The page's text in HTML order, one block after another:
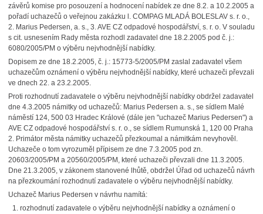
závěrů komise pro posouzení a hodnocení nabídek ze dne 8.2. a 10.2.2005 a
pořadí uchazečů o veřejnou zakázku l. COMPAG MLADÁ BOLESLAV s. r. o.,
2. Marius Pedersen, a. s., 3. AVE CZ odpadové hospodářství, s. r. o. V souladu
s cit. usnesením Rady města rozhodl zadavatel dne 18.2.2005 pod č. j.:
6080/2005/PM o výběru nejvhodnější nabídky.
Dopisem ze dne 18.2.2005, č. j.: 15773-5/2005/PM zaslal zadavatel všem
uchazečům oznámení o výběru nejvhodnější nabídky, které uchazeči převzali
ve dnech 22. a 23.2.2005.
Proti rozhodnutí zadavatele o výběru nejvhodnější nabídky obdržel zadavatel
dne 4.3.2005 námitky od uchazečů: Marius Pedersen a. s., se sídlem Malé
náměstí 124, 500 03 Hradec Králové (dále jen "uchazeč Marius Pedersen") a
AVE CZ odpadové hospodářství s. r. o., se sídlem Rumunská 1, 120 00 Praha
2. Primátor města námitky uchazečů přezkoumal a námitkám nevyhověl.
Uchazeče o tom vyrozuměl přípisem ze dne 7.3.2005 pod zn.
20603/2005/PM a 20560/2005/PM, které uchazeči převzali dne 11.3.2005.
Dne 21.3.2005, v zákonem stanovené lhůtě, obdržel Úřad od uchazečů návrh
na přezkoumání rozhodnutí zadavatele o výběru nejvhodnější nabídky.
Uchazeč Marius Pedersen v návrhu namítá:
rozhodnutí zadavatele o výběru nejvhodnější nabídky a oznámení o